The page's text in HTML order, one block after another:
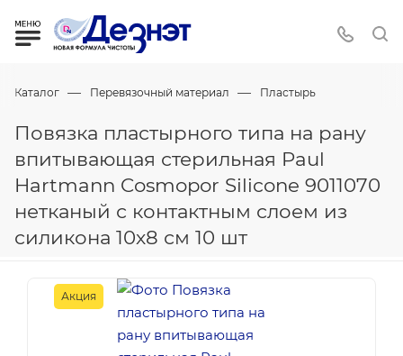
Каталог — Перевязочный материал — Пластырь
Повязка пластырного типа на рану
впитывающая стерильная Paul
Hartmann Cosmopor Silicone 9011070
нетканый с контактным слоем из
силикона 10х8 см 10 шт
Акция